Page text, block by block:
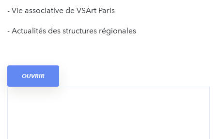
- Vie associative de VSArt Paris
- Actualités des structures régionales
OUVRIR